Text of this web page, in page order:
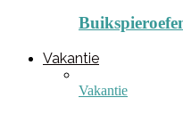
Vakantie
Vakantie